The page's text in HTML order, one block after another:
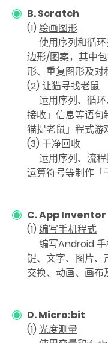
B. Scratch
(1) 绘画图形
使用序列和循环
边形/图案，其中
形、重复图形及对
(2) 让猫寻找老鼠
运用序列、循环
接收」信息等语句
猫捉老鼠」程式游
(3) 干净回收
运用序列、流程
运算符号等制作「
C. App Inventor
(1) 编写手机程式
编写Android 手
键、文字、图片、
交换、动画、画布
D. Micro:bit
(1) 光度测量